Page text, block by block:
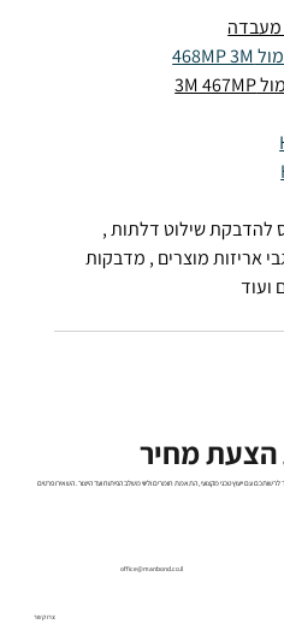
מעבדה
להדבקת שילוט דלתות ,
אריזות מוצרים , מדבקות
ועוד
צרו קשר
הצעת מחיר
עם ייעוץ טכני מקצועי, התאמת חומרים וליווי משלב הפיתוח ועד הייצור. השאירו פרטים
office@manbond.co.il